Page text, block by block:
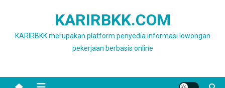
KARIRBKK.COM
KARIRBKK merupakan platform penyedia informasi lowongan
pekerjaan berbasis online